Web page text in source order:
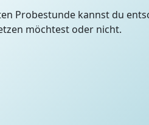
Probestunde kannst du
möchtest oder nicht.